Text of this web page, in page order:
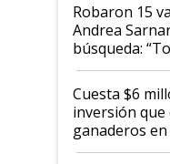
Robaron 15
Andrea
búsqueda:
toca a algún
Cuesta $6
inversión que
ganaderos en
histórico